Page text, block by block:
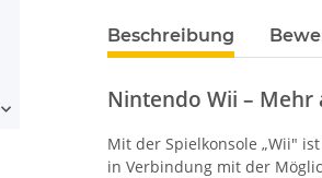
weitere Registerkarten
Beschreibung
Nintendo Wii – Mehr
Mit der Spielkonsole „Wii"
in Verbindung mit der